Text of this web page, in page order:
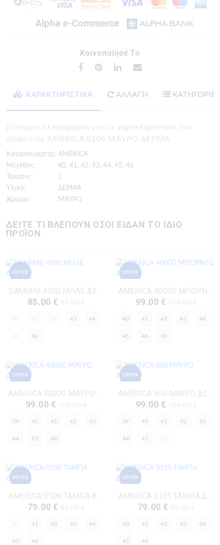
Κοινοποίησέ Το
ΧΑΡΑΚΤΗΡΙΣΤΙΚΑ ΑΛΛΑΓΗ ΚΑΤΗΓΟΡΙΕΣ
Σύντομη πληροφορία για τα χαρακτηριστικά του
προϊόντος AMERICA 0106 ΜΑΥΡΟ ΔΕΡΜΑ
Κατασκευαστής: AMERICA
Μέγεθος:
40, 41, 42, 43, 44, 45, 46
Τακούνι:
2
Υλικό:
ΔΕΡΜΑ
Χρώμα:
ΜΑΥΡΟ
ΔΕΙΤΕ ΤΙ ΒΛΕΠΟΥΝ ΟΣΟΙ ΕΙΔΑΝ ΤΟ ΙΔΙΟ
ΠΡΟΪΟΝ
OFFER
DAMIANI 4100 ΜΠΛΕ ΔΕΡΜΑ
85.00 €
43 44
46
OFFER
AMERICA 4000G ΜΠΟΡΝΤΩ ΔΕΡΜΑ
99.00 €
40 41 42 43 44
45 46 39
OFFER
AMERICA 4000G ΜΑΥΡΟ ΔΕΡΜΑ
99.00 €
39 40 41 42 43
44 45 46
OFFER
AMERICA 800 ΜΑΥΡΟ ΔΕΡΜΑ
99.00 €
39 40 41 42 43
44 45
OFFER
AMERICA 0106 ΤΑΜΠΑ ΔΕΡΜΑ
79.00 €
41 42 43 44
45 46
OFFER
AMERICA 0155 ΤΑΜΠΑ ΔΕΡΜΑ
79.00 €
40 41 42 43 44
45 46